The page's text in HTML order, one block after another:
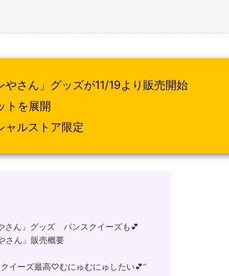
やさん」グッズが11/19より販売開始
トを展開
ャルストア限定
さん」グッズ パンスクイーズも💕
さん」販売概要
イーズ最高♡むにゅむにゅしたい💕”